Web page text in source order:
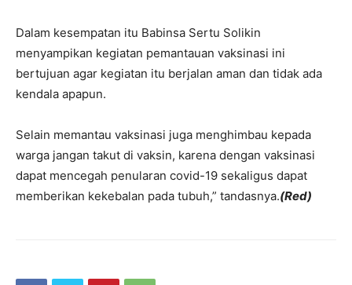
Dalam kesempatan itu Babinsa Sertu Solikin
menyampikan kegiatan pemantauan vaksinasi ini
bertujuan agar kegiatan itu berjalan aman dan tidak ada
kendala apapun.
Selain memantau vaksinasi juga menghimbau kepada
warga jangan takut di vaksin, karena dengan vaksinasi
dapat mencegah penularan covid-19 sekaligus dapat
memberikan kekebalan pada tubuh,” tandasnya.(Red)